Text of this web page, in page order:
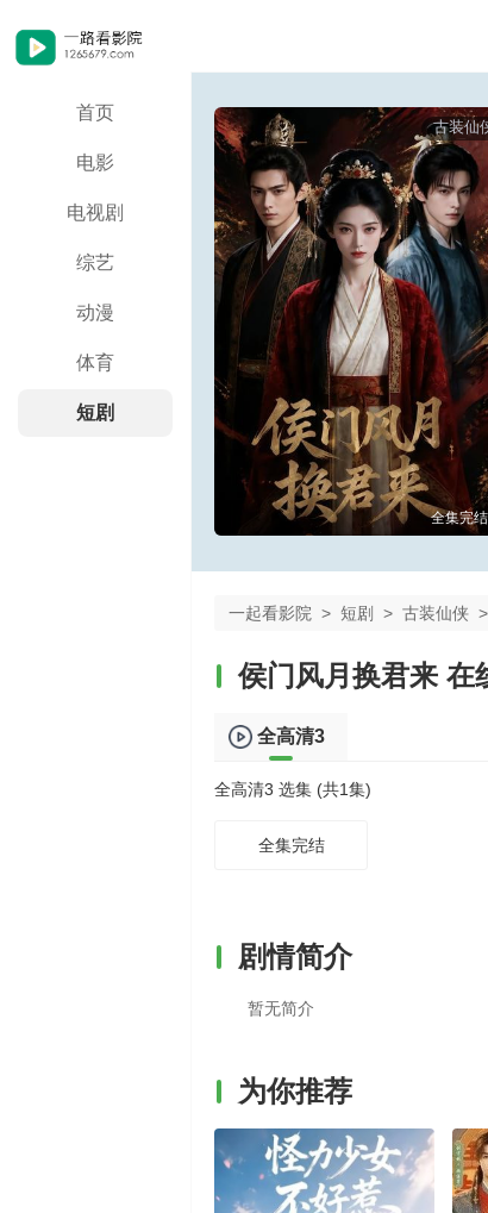
首页
电影
电视剧
综艺
动漫
体育
短剧
古装仙
全集完结
一起看影院 > 短剧 > 古装仙侠 >
侯门风月换君来 在
全高清3
全高清3 选集 (共1集)
全集完结
剧情简介
暂无简介
为你推荐